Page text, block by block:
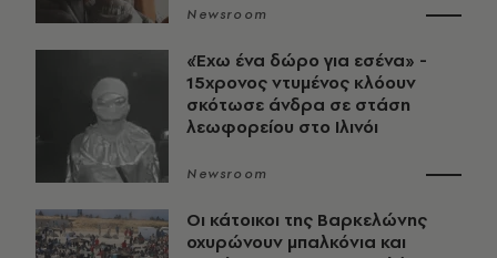
Newsroom
«Έχω ένα δώρο για εσένα» -
15χρονος ντυμένος κλόουν
σκότωσε άνδρα σε στάση
λεωφορείου στο Ιλινόι
Newsroom
Οι κάτοικοι της Βαρκελώνης
οχυρώνουν μπαλκόνια και